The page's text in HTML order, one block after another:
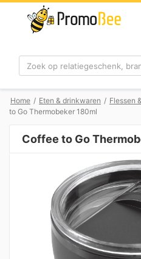
Zoek
Home / Eten & drinkwaren / Flessen
to Go Thermobeker 180ml
Coffee to Go